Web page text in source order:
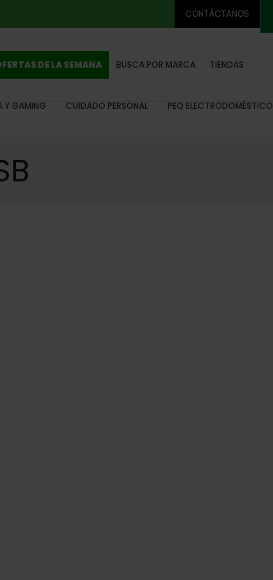
CONTÁCTANOS
DE LA SEMANA BUSCA POR MARCA TIENDAS
Y GAMING CUIDADO PERSONAL PEQ ELECTRODOMÉSTICO